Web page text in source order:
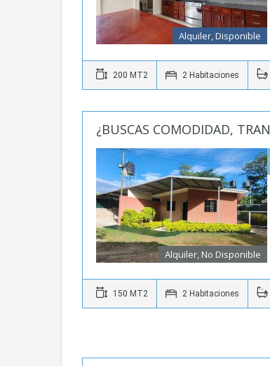
Alquiler, Disponible
200 MT2 2 Habitaciones
¿BUSCAS COMODIDAD,
Alquiler, No Disponible
150 MT2 2 Habitaciones